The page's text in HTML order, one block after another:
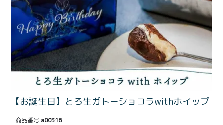
読みもの
会社概要
お問い合わせ
商品
メンバー特典
ご利用ガイド
プライバシーポリシー
【お誕生日】とろ生ガトーショコラwithホイップ
商品番号 a00316